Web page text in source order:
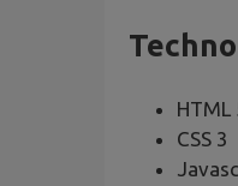
HTML
CSS 3